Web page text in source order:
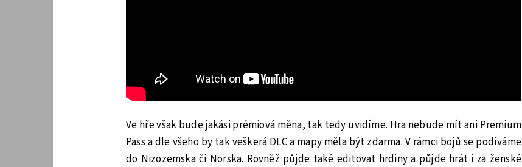
Ve hře však bude jakási prémiová měna, tak tedy uvidíme. Hra nebude mít ani Premium
Pass a dle všeho by tak veškerá DLC a mapy měla být zdarma. V rámci bojů se podíváme
do Nizozemska či Norska. Rovněž půjde také editovat hrdiny a půjde hrát i za ženské